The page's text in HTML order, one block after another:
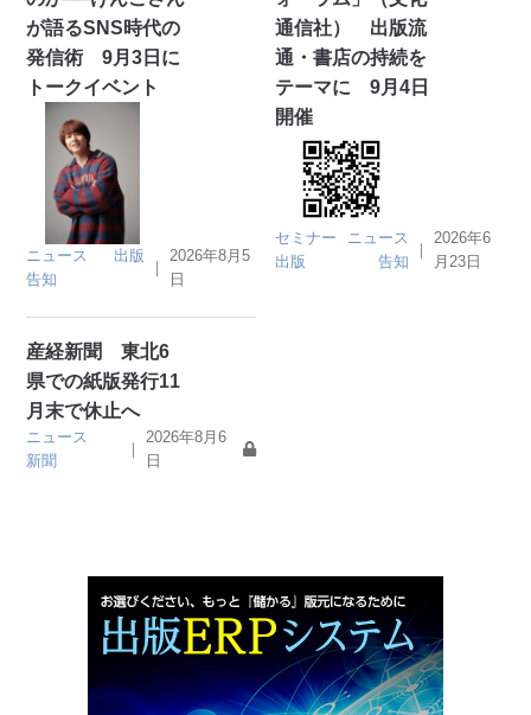
が語るSNS時代の
発信術 9月3日に
トークイベント
ニュース
出版
告知
｜
2026年8月5
日
通信社） 出版流
通・書店の持続を
テーマに 9月4日
開催
セミナー
ニュース
出版
告知
｜
2026年6
月23日
産経新聞 東北6
県での紙版発行11
月末で休止へ
ニュース
新聞
｜
2026年8月6
日